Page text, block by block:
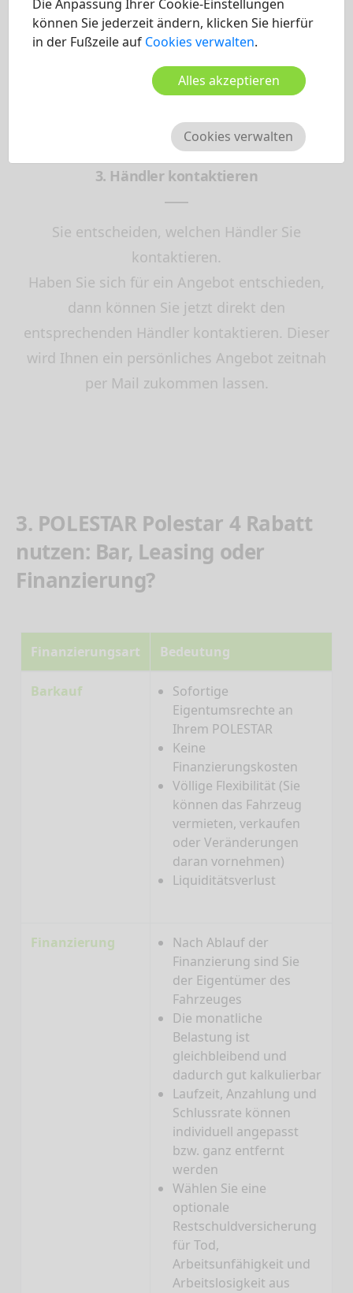
Die Anpassung Ihrer Cookie-Einstellungen
können Sie jederzeit ändern, klicken Sie hierfür
in der Fußzeile auf Cookies verwalten.
Alles akzeptieren
Cookies verwalten
zum Bestpreis!
3. Händler kontaktieren
Sie entscheiden, welchen Händler Sie
kontaktieren.
Haben Sie sich für ein Angebot entschieden,
dann können Sie jetzt direkt den
entsprechenden Händler kontaktieren. Dieser
wird Ihnen ein persönliches Angebot zeitnah
per Mail zukommen lassen.
3. POLESTAR Polestar 4 Rabatt
nutzen: Bar, Leasing oder
Finanzierung?
Finanzierungsart Bedeutung
Barkauf
Sofortige
Eigentumsrechte an
Ihrem POLESTAR
Keine
Finanzierungskosten
Völlige Flexibilität (Sie
können das Fahrzeug
vermieten, verkaufen
oder Veränderungen
daran vornehmen)
Liquiditätsverlust
Finanzierung
Nach Ablauf der
Finanzierung sind Sie
der Eigentümer des
Fahrzeuges
Die monatliche
Belastung ist
gleichbleibend und
dadurch gut kalkulierbar
Laufzeit, Anzahlung und
Schlussrate können
individuell angepasst
bzw. ganz entfernt
werden
Wählen Sie eine
optionale
Restschuldversicherung
für Tod,
Arbeitsunfähigkeit und
Arbeitslosigkeit aus